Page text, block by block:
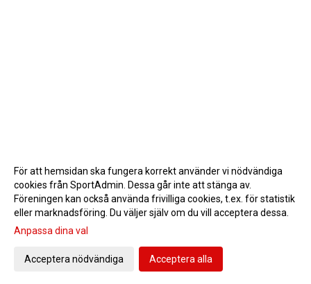
Gå till Webbversion
För att hemsidan ska fungera korrekt använder vi nödvändiga
cookies från SportAdmin. Dessa går inte att stänga av.
Föreningen kan också använda frivilliga cookies, t.ex. för statistik
eller marknadsföring. Du väljer själv om du vill acceptera dessa.
Anpassa dina val
Acceptera nödvändiga Acceptera alla